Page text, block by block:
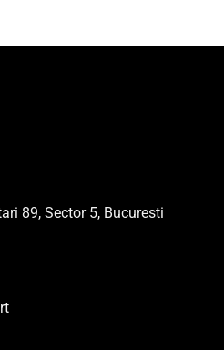
89, Sector 5, Bucuresti